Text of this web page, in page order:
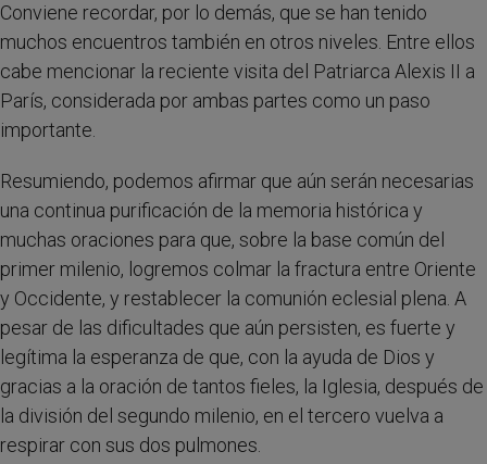
Conviene recordar, por lo demás, que se han tenido
muchos encuentros también en otros niveles. Entre ellos
cabe mencionar la reciente visita del Patriarca Alexis II a
París, considerada por ambas partes como un paso
importante.
Resumiendo, podemos afirmar que aún serán necesarias
una continua purificación de la memoria histórica y
muchas oraciones para que, sobre la base común del
primer milenio, logremos colmar la fractura entre Oriente
y Occidente, y restablecer la comunión eclesial plena. A
pesar de las dificultades que aún persisten, es fuerte y
legítima la esperanza de que, con la ayuda de Dios y
gracias a la oración de tantos fieles, la Iglesia, después de
la división del segundo milenio, en el tercero vuelva a
respirar con sus dos pulmones.